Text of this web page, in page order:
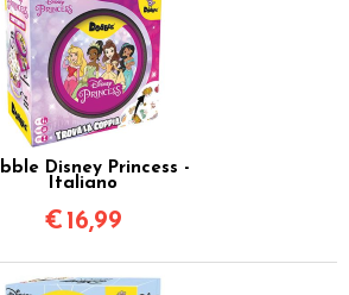
Disney Princess -
Italiano
€ 16,99